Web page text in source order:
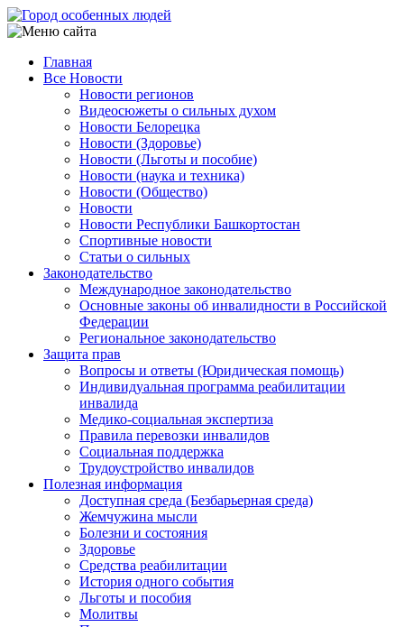
Перейти
к
содержанию
Main
navigation
Главная
Все Новости
Новости регионов
Видеосюжеты о сильных духом
Новости Белорецка
Новости (Здоровье)
Новости (Льготы и пособие)
Новости (наука и техника)
Новости (Общество)
Новости
Новости Республики Башкортостан
Спортивные новости
Статьи о сильных
Законодательство
Международное законодательство
Основные законы об инвалидности в Российской
Федерации
Региональное законодательство
Защита прав
Вопросы и ответы (Юридическая помощь)
Индивидуальная программа реабилитации
инвалида
Медико-социальная экспертиза
Правила перевозки инвалидов
Социальная поддержка
Трудоустройство инвалидов
Полезная информация
Доступная среда (Безбарьерная среда)
Жемчужина мысли
Болезни и состояния
Здоровье
Средства реабилитации
История одного события
Льготы и пособия
Молитвы